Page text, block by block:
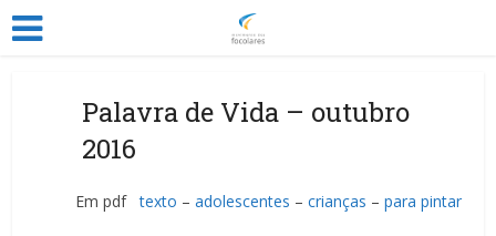
Palavra de Vida – outubro
2016
Em pdftexto – adolescentes – crianças – para pintar